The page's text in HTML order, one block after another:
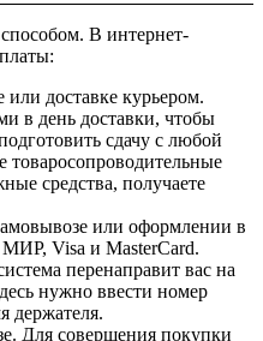
В интернет-
доставке курьером.
в день доставки, чтобы
сдачу с любой
средства, получаете
или оформлении в
МИР, Visa и MasterCard.
перенаправит вас на
нужно ввести номер
держателя.
Для совершения покупки